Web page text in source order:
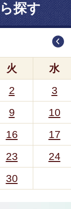
探す
火 水
2 3
9 10
16 17
23 24
30